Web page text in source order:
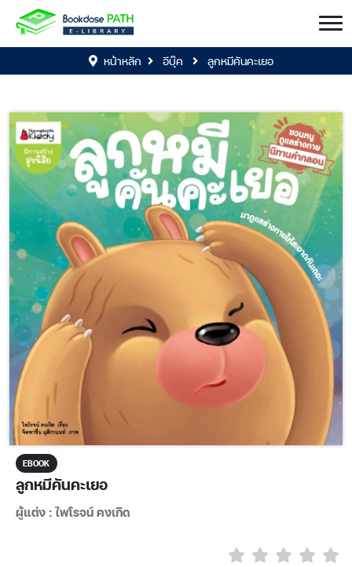
หน้าหลัก อีบุ๊ค ลูกหมีคันคะเยอ
EBOOK
ลูกหมีคันคะเยอ
ผู้แต่ง : ไพโรจน์ คงเกิด